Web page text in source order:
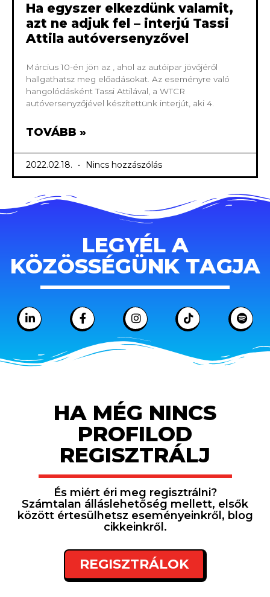
Ha egyszer elkezdünk valamit,
azt ne adjuk fel – interjú Tassi
Attila autóversenyzővel
Március 10-én jön az , ahol az autóipar jövőjéről
hallgathatsz meg előadásokat. Az eseményre való
hangolódásként Tassi Attilával, a WTCR
autóversenyzőjével készítettünk interjút, aki 4.
TOVÁBB »
2022.02.18. Nincs hozzászólás
LEGYÉL A
KÖZÖSSÉGÜNK TAGJA
HA MÉG NINCS
PROFILOD
REGISZTRÁLJ
És miért éri meg regisztrálni?
Számtalan álláslehetőség mellett, elsők
között értesülhetsz eseményeinkről, blog
cikkeinkről.
REGISZTRÁLOK